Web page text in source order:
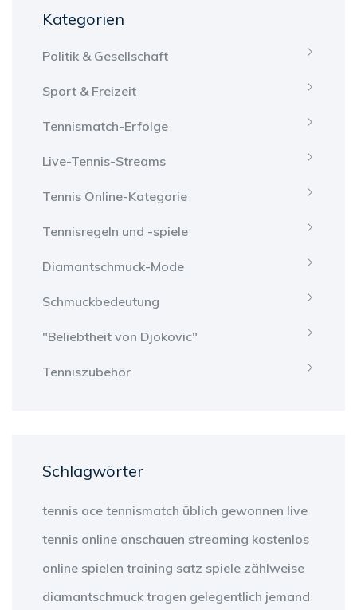
Kategorien
Politik & Gesellschaft
Sport & Freizeit
Tennismatch-Erfolge
Live-Tennis-Streams
Tennis Online-Kategorie
Tennisregeln und -spiele
Diamantschmuck-Mode
Schmuckbedeutung
"Beliebtheit von Djokovic"
Tenniszubehör
Schlagwörter
tennis ace tennismatch üblich gewonnen live
tennis online anschauen streaming kostenlos
online spielen training satz spiele zählweise
diamantschmuck tragen gelegentlich jemand